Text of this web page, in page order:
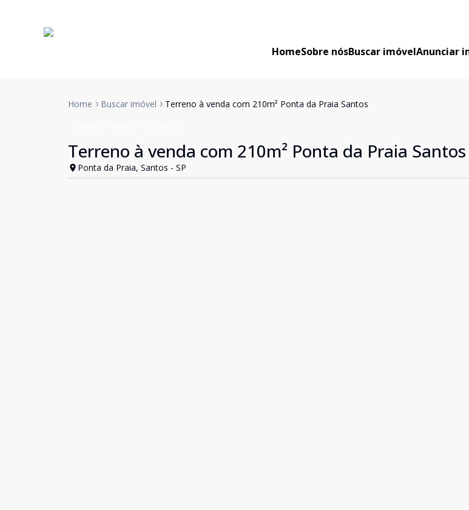
HomeSobre nósBuscar imóvelAnunciar
Home Buscar imóvel Terreno à venda com 210m² Ponta da Praia Santos
Terreno à venda com 210m² Ponta da Praia Santos
Ponta da Praia, Santos - SP